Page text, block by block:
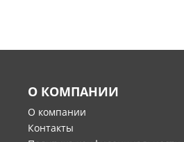
О КОМПАНИИ
О компании
Контакты